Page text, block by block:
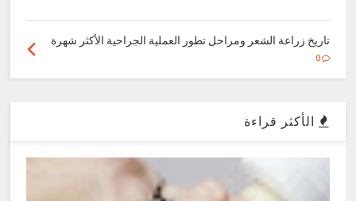
تاريخ زراعة الشعر ومراحل تطور العملية الجراحية الأكثر شهرة
0
الأكثر قراءة